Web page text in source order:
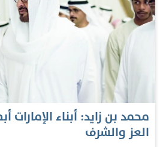
وأشار سموه إلى أننا نعيش في
وتشهد توترات وأزمات لسنا بمنأى
وبفضل يقظة ووعي أجهزتنا الأمنية
واستقرارنا، كما بادرنا في الوقوف مع
وباقي الدول الشقيقة، لدرء المخاطر
قبل استفحالها وخروجها عن السيطرة.
سموه أمس مدرسة الخدمة الوطنية
معسكر سيح حفير للتدريب التخصصي
محمد بن زايد: أبناء
العز والشرف